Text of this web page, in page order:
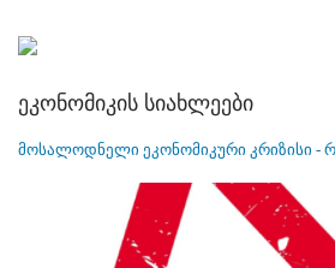
ეკონომიკის სიახლეები
მოსალოდნელი ეკონომიკური კრიზისი -